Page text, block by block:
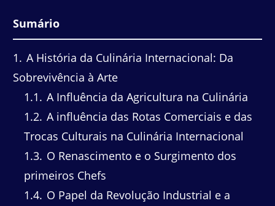
Sumário
1
A História da Culinária Internacional: Da
Sobrevivência à Arte
1.1
A Influência da Agricultura na Culinária
1.2 A influência das Rotas Comerciais e das
Trocas Culturais na Culinária Internacional
1.3 O Renascimento e o Surgimento dos
primeiros Chefs
1.4 O Papel da Revolução Industrial e a